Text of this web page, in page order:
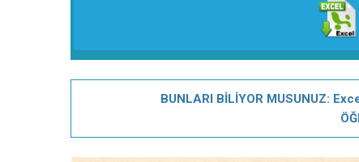
BUNLARI BİLİYOR MUSUNUZ: